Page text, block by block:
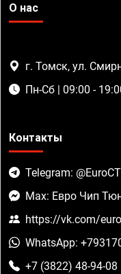
О нас
г. Томск, ул.
Пн-Сб | 09:00 -
Контакты
Telegram:
Max: Евро Чип
https://vk.com/
WhatsApp:
+7 (3822) 48-94-08